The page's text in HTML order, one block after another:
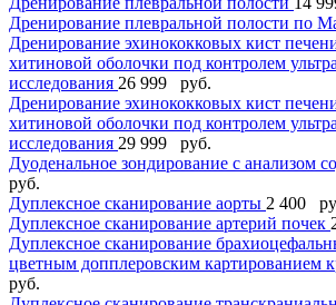
Дренирование плевральной полости по
Дренирование эхинококковых кист
хитиновой оболочки под контролем
исследования 26 999 руб.
Дренирование эхинококковых кист
хитиновой оболочки под контролем
исследования 29 999 руб.
Дуоденальное зондирование с анализом
руб.
Дуплексное сканирование аорты 2 400
Дуплексное сканирование артерий почек
Дуплексное сканирование
цветным допплеровским картированием
руб.